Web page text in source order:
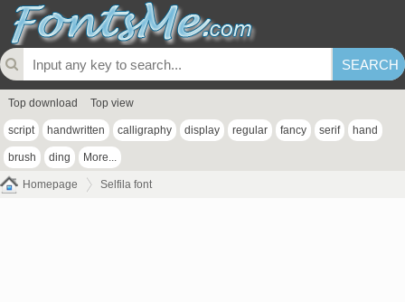
Top download Top view
script handwritten calligraphy display regular fancy serif hand
brush ding More...
Homepage Selfila font